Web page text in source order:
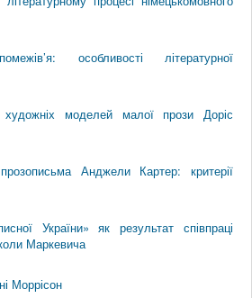
особливості літературної
художніх моделей малої прози Доріс
Анджели Картер: критерії
України» як результат співпраці
Маркевича
Моррісон